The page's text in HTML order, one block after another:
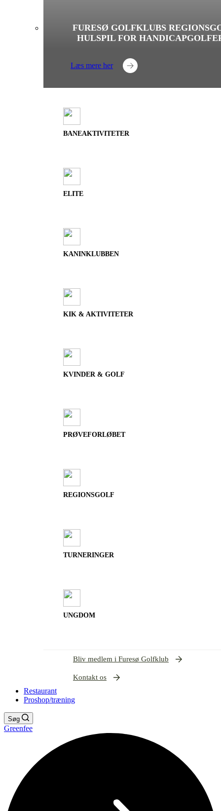
FURESØ GOLFKLUBS
HULSPIL FOR
Læs mere her
BANEAKTIVITETER
ELITE
KANINKLUBBEN
KIK & AKTIVITETER
KVINDER & GOLF
PRØVEFORLØBET
REGIONSGOLF
TURNERINGER
UNGDOM
Bliv medlem i Furesø Golfklub
Kontakt os
Restaurant
Proshop/træning
Søg
Greenfee